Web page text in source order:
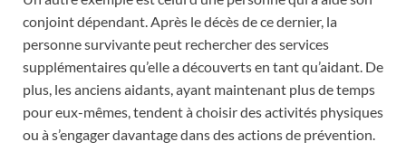
conjoint dépendant. Après le décès de ce dernier, la
personne survivante peut rechercher des services
supplémentaires qu’elle a découverts en tant qu’aidant. De
plus, les anciens aidants, ayant maintenant plus de temps
pour eux-mêmes, tendent à choisir des activités physiques
ou à s’engager davantage dans des actions de prévention.